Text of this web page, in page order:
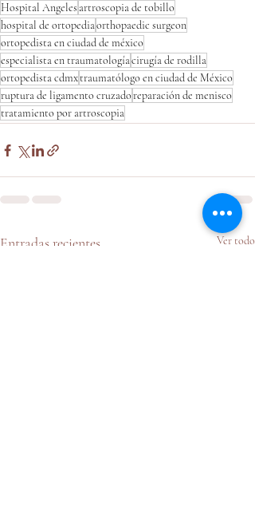
Hospital Angeles artroscopia de tobillo
hospital de ortopediaorthopaedic surgeon
ortopedista en ciudad de méxico
especialista en traumatologíacirugía de rodilla
ortopedista cdmxtraumatólogo en ciudad de México
ruptura de ligamento cruzadoreparación de menisco
tratamiento por artroscopia
Entradas recientes Ver todo